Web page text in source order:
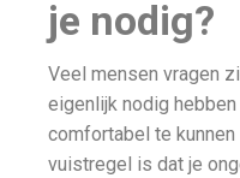
je nodig?
Veel mensen vragen
eigenlijk nodig
comfortabel te
vuistregel is dat je